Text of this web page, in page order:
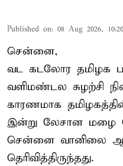
Published on: 08 Aug 2026,
சென்னை,
வட கடலோர தமிழக
வளிமண்டல சுழற்சி
காரணமாக
இன்று லேசான மழை
சென்னை வானிலை
தெரிவித்திருந்தது.